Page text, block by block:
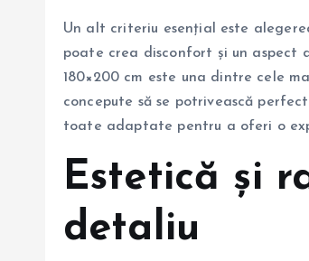
Un alt criteriu esențial este
poate crea disconfort și un aspect
180×200 cm este una dintre cele
concepute să se potrivească
toate adaptate pentru a oferi o
Estetică și
detaliu